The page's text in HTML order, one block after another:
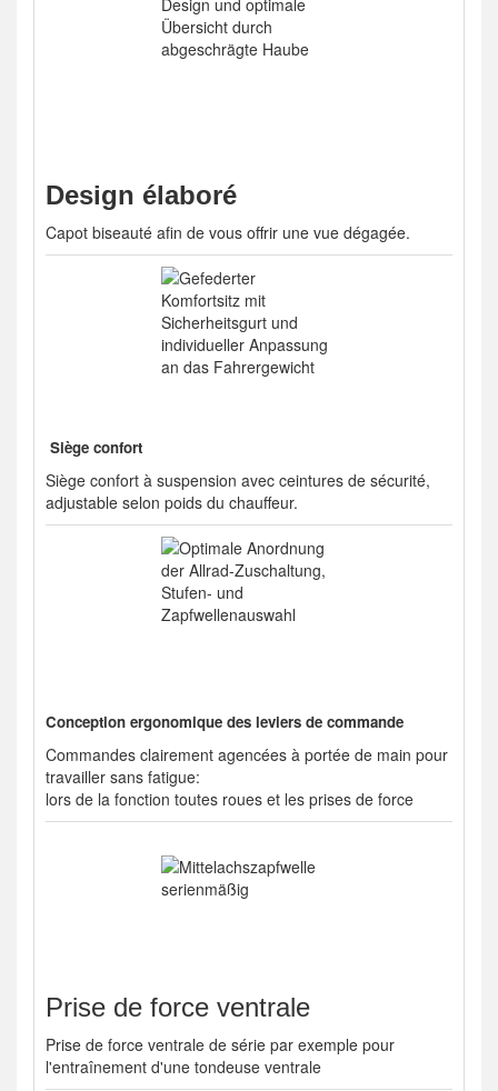
Design élaboré
Capot biseauté afin de vous offrir une vue dégagée.
Siège confort
Siège confort à suspension avec ceintures de sécurité,
adjustable selon poids du chauffeur.
Conception ergonomique des leviers de commande
Commandes clairement agencées à portée de main pour
travailler sans fatigue:
lors de la fonction toutes roues et les prises de force
Prise de force ventrale
Prise de force ventrale de série par exemple pour
l'entraînement d'une tondeuse ventrale